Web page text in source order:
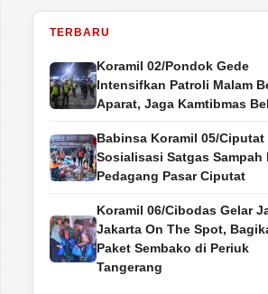
TERBARU
Koramil 02/Pondok Gede
Intensifkan Patroli Malam
Aparat, Jaga Kamtibmas
Babinsa Koramil 05/Ciputat
Sosialisasi Satgas Sampah
Pedagang Pasar Ciputat
Koramil 06/Cibodas Gelar
Jakarta On The Spot,
Paket Sembako di Periuk
Tangerang